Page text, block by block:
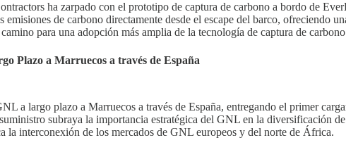
ha zarpado con el prototipo de captura de carbono a bordo de
de carbono directamente desde el escape del barco, ofreciendo
para una adopción más amplia de la tecnología de captura de
Plazo a Marruecos a través de España
a largo plazo a Marruecos a través de España, entregando el primer
subraya la importancia estratégica del GNL en la diversificación
la interconexión de los mercados de GNL europeos y del norte de África.